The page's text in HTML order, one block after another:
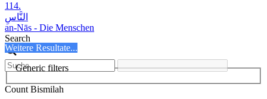
114.
النَّاسِ
an-Nās - Die Menschen
Search
Weitere Resultate...
Generic filters
Count Bismilah